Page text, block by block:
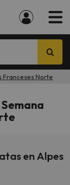
Franceses Norte
en Alpes